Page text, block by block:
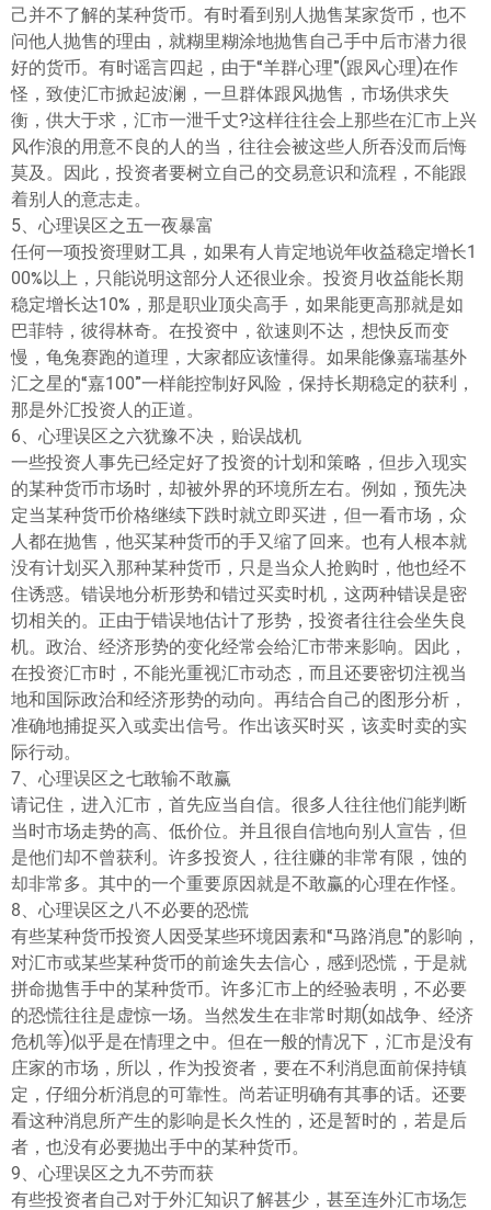
己并不了解的某种货币。有时看到别人抛售某家货币，也不
问他人抛售的理由，就糊里糊涂地抛售自己手中后市潜力很
好的货币。有时谣言四起，由于“羊群心理”(跟风心理)在作
怪，致使汇市掀起波澜，一旦群体跟风抛售，市场供求失
衡，供大于求，汇市一泄千丈?这样往往会上那些在汇市上兴
风作浪的用意不良的人的当，往往会被这些人所吞没而后悔
莫及。因此，投资者要树立自己的交易意识和流程，不能跟
着别人的意志走。
5、心理误区之五一夜暴富
任何一项投资理财工具，如果有人肯定地说年收益稳定增长1
00%以上，只能说明这部分人还很业余。投资月收益能长期
稳定增长达10%，那是职业顶尖高手，如果能更高那就是如
巴菲特，彼得林奇。在投资中，欲速则不达，想快反而变
慢，龟兔赛跑的道理，大家都应该懂得。如果能像嘉瑞基外
汇之星的“嘉100”一样能控制好风险，保持长期稳定的获利，
那是外汇投资人的正道。
6、心理误区之六犹豫不决，贻误战机
一些投资人事先已经定好了投资的计划和策略，但步入现实
的某种货币市场时，却被外界的环境所左右。例如，预先决
定当某种货币价格继续下跌时就立即买进，但一看市场，众
人都在抛售，他买某种货币的手又缩了回来。也有人根本就
没有计划买入那种某种货币，只是当众人抢购时，他也经不
住诱惑。错误地分析形势和错过买卖时机，这两种错误是密
切相关的。正由于错误地估计了形势，投资者往往会坐失良
机。政治、经济形势的变化经常会给汇市带来影响。因此，
在投资汇市时，不能光重视汇市动态，而且还要密切注视当
地和国际政治和经济形势的动向。再结合自己的图形分析，
准确地捕捉买入或卖出信号。作出该买时买，该卖时卖的实
际行动。
7、心理误区之七敢输不敢赢
请记住，进入汇市，首先应当自信。很多人往往他们能判断
当时市场走势的高、低价位。并且很自信地向别人宣告，但
是他们却不曾获利。许多投资人，往往赚的非常有限，蚀的
却非常多。其中的一个重要原因就是不敢赢的心理在作怪。
8、心理误区之八不必要的恐慌
有些某种货币投资人因受某些环境因素和“马路消息”的影响，
对汇市或某些某种货币的前途失去信心，感到恐慌，于是就
拼命抛售手中的某种货币。许多汇市上的经验表明，不必要
的恐慌往往是虚惊一场。当然发生在非常时期(如战争、经济
危机等)似乎是在情理之中。但在一般的情况下，汇市是没有
庄家的市场，所以，作为投资者，要在不利消息面前保持镇
定，仔细分析消息的可靠性。尚若证明确有其事的话。还要
看这种消息所产生的影响是长久性的，还是暂时的，若是后
者，也没有必要抛出手中的某种货币。
9、心理误区之九不劳而获
有些投资者自己对于外汇知识了解甚少，甚至连外汇市场怎